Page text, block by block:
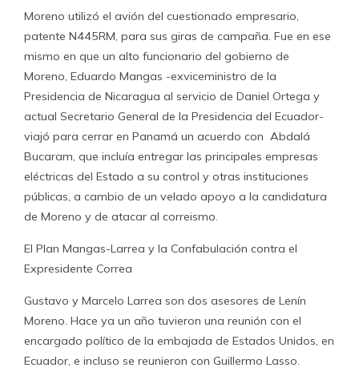
Moreno utilizó el avión del cuestionado empresario,
patente N445RM, para sus giras de campaña. Fue en ese
mismo en que un alto funcionario del gobierno de
Moreno, Eduardo Mangas -exviceministro de la
Presidencia de Nicaragua al servicio de Daniel Ortega y
actual Secretario General de la Presidencia del Ecuador-
viajó para cerrar en Panamá un acuerdo con Abdalá
Bucaram, que incluía entregar las principales empresas
eléctricas del Estado a su control y otras instituciones
públicas, a cambio de un velado apoyo a la candidatura
de Moreno y de atacar al correismo.
El Plan Mangas-Larrea y la Confabulación contra el
Expresidente Correa
Gustavo y Marcelo Larrea son dos asesores de Lenín
Moreno. Hace ya un año tuvieron una reunión con el
encargado político de la embajada de Estados Unidos, en
Ecuador, e incluso se reunieron con Guillermo Lasso.